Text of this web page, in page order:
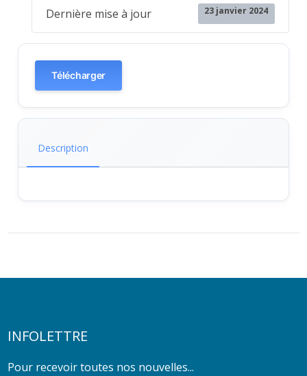
Dernière mise à jour 23 janvier 2024
Télécharger
Description
INFOLETTRE
Pour recevoir toutes nos nouvelles...